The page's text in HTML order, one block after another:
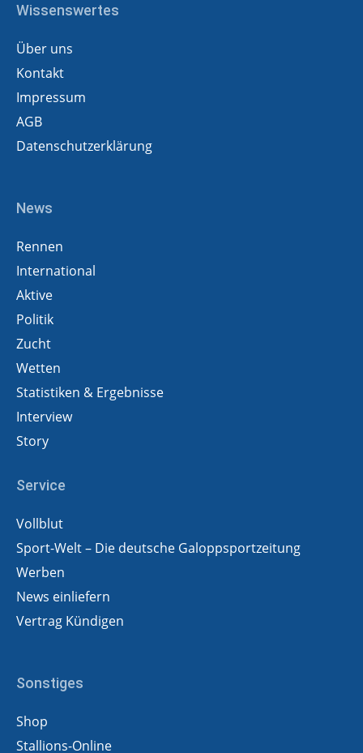
Wissenswertes
Über uns
Kontakt
Impressum
AGB
Datenschutzerklärung
News
Rennen
International
Aktive
Politik
Zucht
Wetten
Statistiken & Ergebnisse
Interview
Story
Service
Vollblut
Sport-Welt – Die deutsche Galoppsportzeitung
Werben
News einliefern
Vertrag Kündigen
Sonstiges
Shop
Stallions-Online